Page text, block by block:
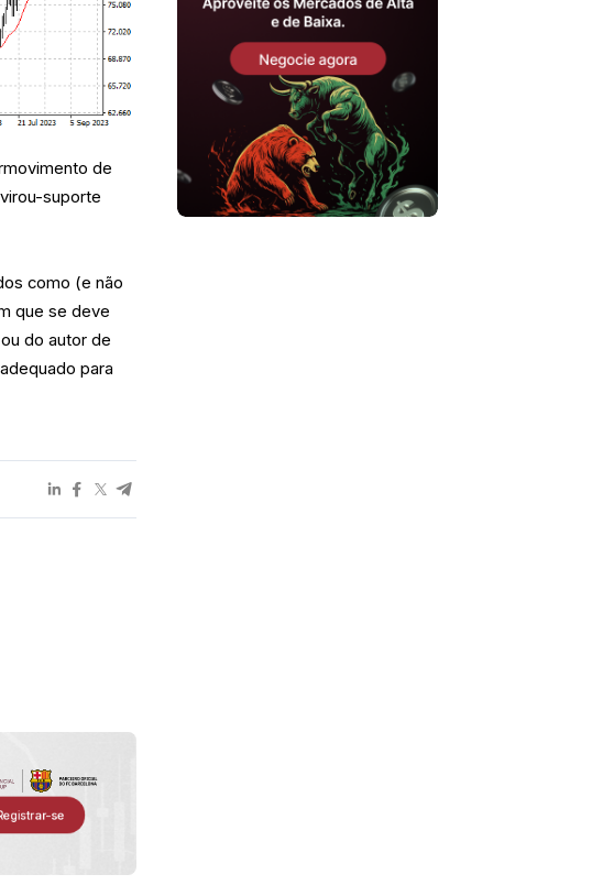
de
suporte
como (e não
que se deve
ou do autor de
para
se